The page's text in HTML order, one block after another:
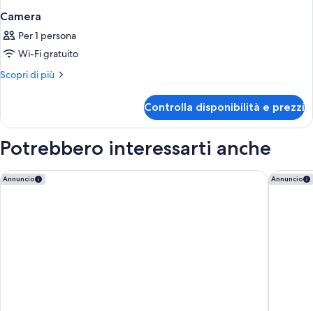
Camera
Per 1 persona
Wi-Fi gratuito
Scopri di più
Altri
Controlla disponibilità e prezzi
Potrebbero interessarti anche
Annuncio
Grand Hotel Wagner Annuncio
Grand